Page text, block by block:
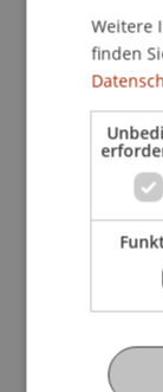
Im
für Ihre
Wir freuen
Asset
Private
Weitere
finden